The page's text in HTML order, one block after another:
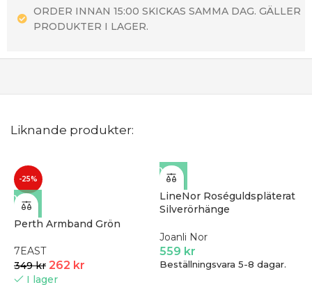
ORDER INNAN 15:00 SKICKAS SAMMA DAG. GÄLLER
PRODUKTER I LAGER.
Liknande produkter:
-25%
Perth Armband Grön
7EAST
349kr 262 kr
I lager
LineNor Roséguldspläterat
Silverörhänge
Joanli Nor
559 kr
Beställningsvara 5-8 dagar.